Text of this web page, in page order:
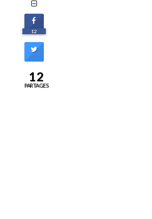
12
12
PARTAGES